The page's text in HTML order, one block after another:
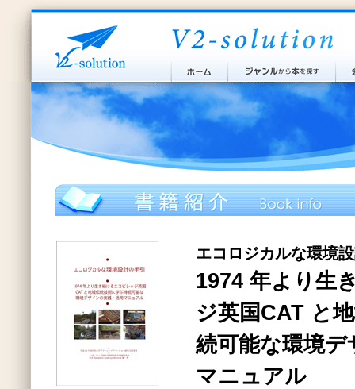
エコロジカルな環境
1974 年より生
ジ英国CAT と
続可能な環境
マニュアル